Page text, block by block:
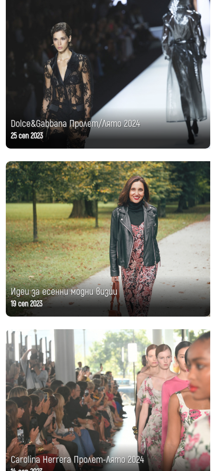
Dolce&Gabbana Пролет/Лято 2024
25 сеп 2023
Идеи за есенни модни визии
19 сеп 2023
Carolina Herrera Пролет-Лято 2024